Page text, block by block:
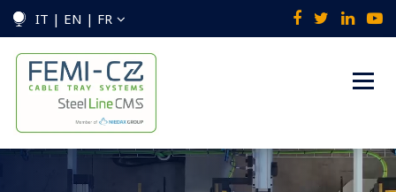
IT | EN | FR